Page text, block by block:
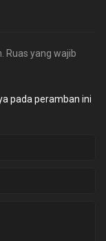
Ruas yang wajib
pada peramban ini